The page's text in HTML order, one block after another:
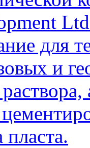
для
и